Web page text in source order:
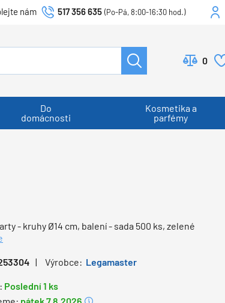
nám 517 356 635 (Po-Pá, 8:00-16:30 hod.)
0
Do
domácnosti
Kosmetika a
parfémy
- kruhy Ø14 cm, balení - sada 500 ks, zelené
Výrobce: Legamaster
Poslední 1 ks